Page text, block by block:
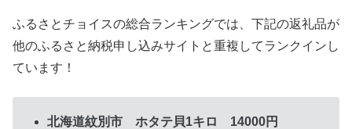
ふるさとチョイスの総合ランキングでは、下記の返礼品が
他のふるさと納税申し込みサイトと重複してランクインし
ています！
北海道紋別市 ホタテ貝1キロ 14000円